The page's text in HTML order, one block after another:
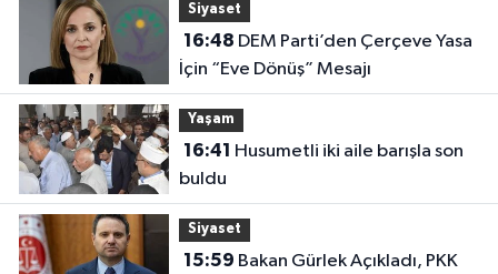
Siyaset
16:48
İçin “Eve Dönüş” Mesajı
Yaşam
16:41
buldu
Siyaset
15:59